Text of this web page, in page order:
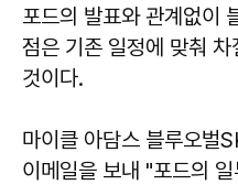
포드의 발표와 관계없이
점은 기존 일정에 맞춰
것이다.
마이클 아담스 블루오벌
이메일을 보내 "포드의